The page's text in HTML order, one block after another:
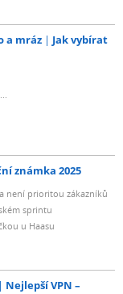
a mráz
Jak vybírat
známka 2025
není prioritou zákazníků
sprintu
u Haasu
Nejlepší VPN –